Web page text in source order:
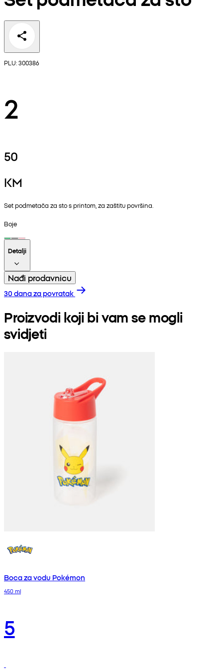
PLU: 300386
2
50
KM
Set podmetača za sto s printom, za zaštitu površina.
Boje
Detalji
Nađi prodavnicu
30 dana za povratak
Proizvodi koji bi vam se mogli
svidjeti
Boca za vodu Pokémon
450 ml
5